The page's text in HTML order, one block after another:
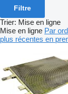
Filtre
Trier: Mise en ligne
Mise en ligne Par
plus récentes en